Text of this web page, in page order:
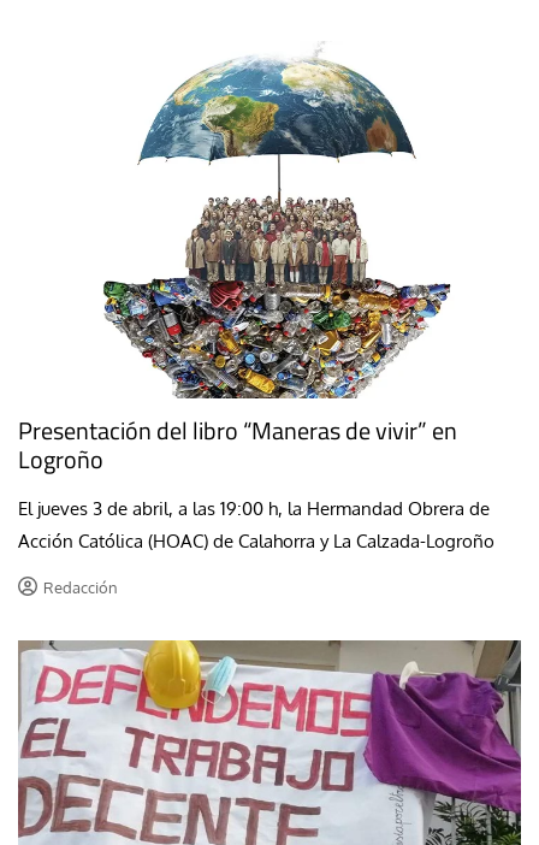
Presentación del libro “Maneras de vivir” en
Logroño
El jueves 3 de abril, a las 19:00 h, la Hermandad Obrera de
Acción Católica (HOAC) de Calahorra y La Calzada-Logroño
Redacción